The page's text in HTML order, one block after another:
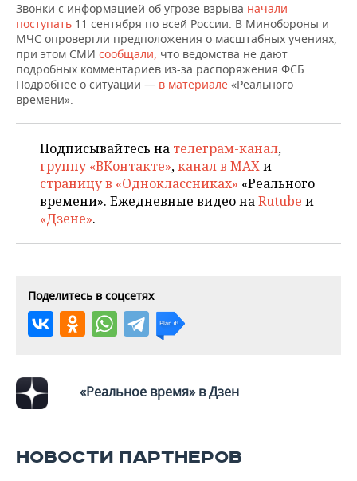
ОПК
ЭНЕРГЕТИКА
ТРАНСПОРТ
УСЛУГИ
IT
МЕДИА
ТЕЛЕКОММУНИКАЦИИ
НОВОСТИ МЕРОПРИЯТИЙ
ВЫЕЗДНАЯ РЕДАКЦИЯ
БИЗНЕС-БРАНЧИ
ONLINE-КОНФЕРЕНЦИИ
ОТКРЫТАЯ ЛЕКЦИЯ
СПОРТ
НОВОСТИ СПОРТА
ФУТБОЛ
ХОККЕЙ
БАСКЕТБОЛ
ВОЛЕЙБОЛ
ВОДНЫЕ ВИДЫ СПОРТА
ОБЩЕСТВО
НОВОСТИ ОБЩЕСТВА
ВЛАСТЬ
ИНФРАСТРУКТУРА
ИСТОРИЯ
ОБРАЗОВАНИЕ
ФОТОГАЛЕРЕЯ
СЮЖЕТЫ
СПРАВОЧНИК
СПИСОК ПЕРСОН
ПОЛНАЯ ВЕРСИЯ
Звонки с информацией об угрозе взрыва начали
поступать 11 сентября по всей России. В Минобороны и
МЧС опровергли предположения о масштабных учениях,
при этом СМИ сообщали, что ведомства не дают
подробных комментариев из-за распоряжения ФСБ.
Подробнее о ситуации — в материале «Реального
времени».
Подписывайтесь на телеграм-канал,
группу «ВКонтакте»,канал в MAXи
страницу в «Одноклассниках» «Реального
времени». Ежедневные видео наRutube и
«Дзене».
Поделитесь в соцсетях
«Реальное время» в Дзен
НОВОСТИ ПАРТНЕРОВ